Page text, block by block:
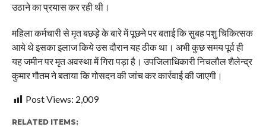
उठाने का प्रयास कर रही थी।
महिला कर्मचारी से मृत बछड़े के बारे में पूछने पर बताई कि सुबह पशु चिकित्सक
आये थे इसका इलाज किये उस दौरान यह ठीक था। अभी कुछ समय पूर्व ही
यह जमीन पर मृत अवस्था में गिरा पड़ा है। उपजिलाधिकारी निचलौल शैलेन्द्र
कुमार गौतम ने बताया कि गोसदन की जांच कर कार्रवाई की जाएगी।
Post Views: 2,009
RELATED ITEMS: